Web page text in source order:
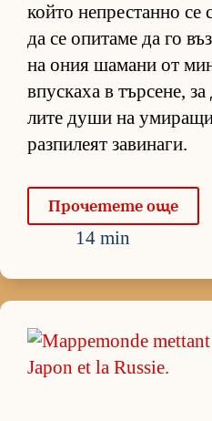
който неп­рес­танно
да се опи­таме да го
на ония ша­мани от
впус­каха в тър­се­не,
лите души на
раз­пи­леят за­ви­на­ги.
Про­че­тете още
14 min